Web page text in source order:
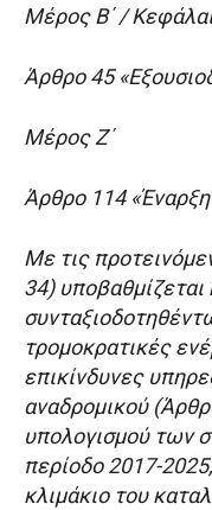
Μέρος Β΄ /
Άρθρο 45
Μέρος Ζ΄
Άρθρο 114 «Έναρξη
Με τις
34)
τρομοκρατικές
επικίνδυνες
αναδρομικού
υπολογισμού των
περίοδο 2017-
κλιμάκιο του